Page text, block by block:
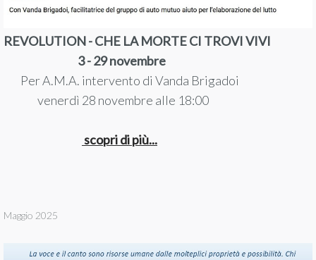
REVOLUTION - CHE LA MORTE CI TROVI VIVI
3 - 29 novembre
Per A.M.A. intervento di Vanda Brigadoi
venerdì 28 novembre alle 18:00
scopri di più...
Maggio 2025